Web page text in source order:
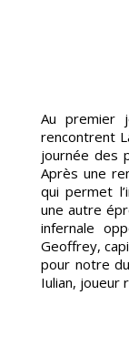
Au premier
rencontrent
journée des
Après une
qui permet
une autre
infernale
Geoffrey,
pour notre
Iulian, joueur